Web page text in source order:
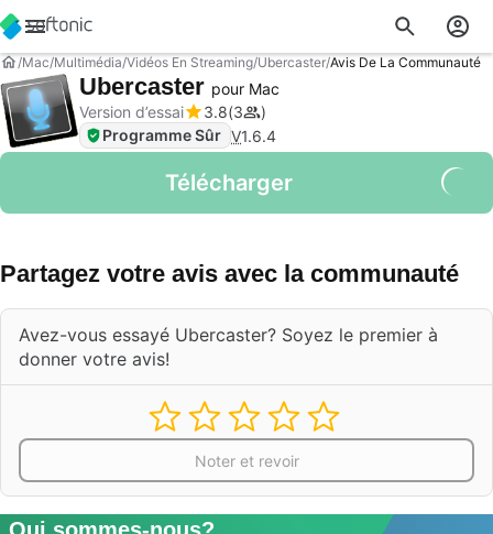
Mac Multimédia Vidéos En Streaming Ubercaster Avis De La Communauté
Ubercaster pour Mac
Version d’essai
3.8 3
Programme Sûr V1.6.4
Télécharger
Partagez votre avis avec la communauté
Avez-vous essayé Ubercaster? Soyez le premier à
donner votre avis!
Noter et revoir